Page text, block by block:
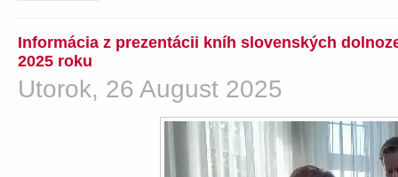
Informácia z prezentácii kníh slovenských
2025 roku
Utorok, 26 August 2025